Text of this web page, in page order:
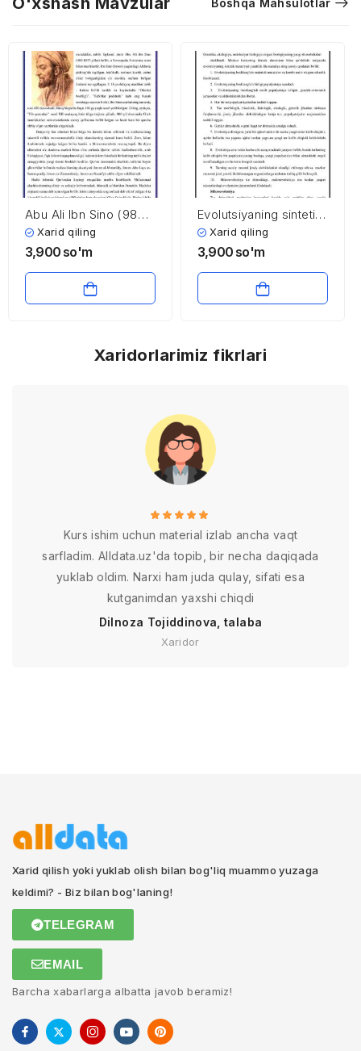
Boshqa Mahsulotlar
Abu Ali Ibn Sino (980 –
1037)
Xarid qiling
3,900 so'm
Evolutsiyaning sintetik
nazariyasi
Xarid qiling
3,900 so'm
Xaridorlarimiz fikrlari
Kurs ishim uchun material izlab ancha vaqt
sarfladim. Alldata.uz'da topib, bir necha daqiqada
yuklab oldim. Narxi ham juda qulay, sifati esa
kutganimdan yaxshi chiqdi
Dilnoza Tojiddinova, talaba
Xaridor
Xarid qilish yoki yuklab olish bilan bog'liq muammo yuzaga
keldimi? - Biz bilan bog'laning!
TELEGRAM
EMAIL
Barcha xabarlarga albatta javob beramiz!